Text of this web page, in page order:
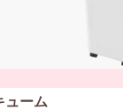
ューム